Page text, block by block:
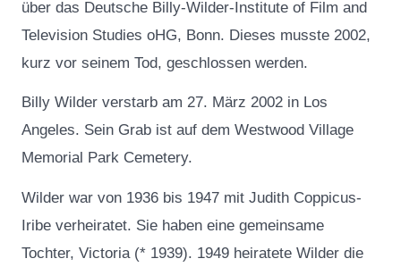
über das Deutsche Billy-Wilder-Institute of Film and
Television Studies oHG, Bonn. Dieses musste 2002,
kurz vor seinem Tod, geschlossen werden.
Billy Wilder verstarb am 27. März 2002 in Los
Angeles. Sein Grab ist auf dem Westwood Village
Memorial Park Cemetery.
Wilder war von 1936 bis 1947 mit Judith Coppicus-
Iribe verheiratet. Sie haben eine gemeinsame
Tochter, Victoria (* 1939). 1949 heiratete Wilder die